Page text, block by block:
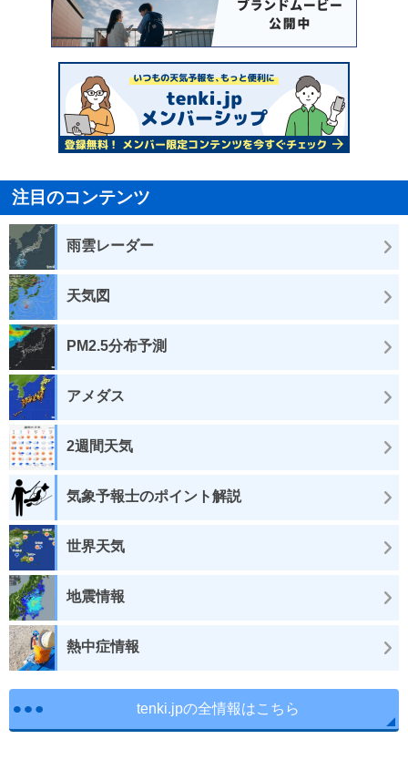
注目のコンテンツ
雨雲レーダー
天気図
PM2.5分布予測
アメダス
2週間天気
気象予報士のポイント解説
世界天気
地震情報
熱中症情報
tenki.jpの全情報はこちら